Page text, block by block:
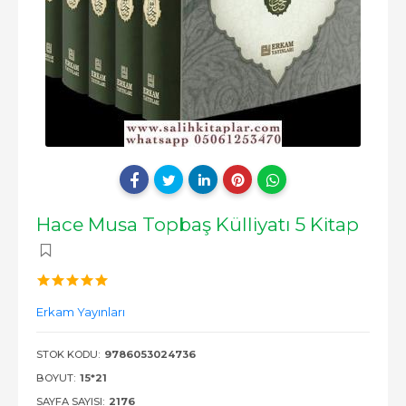
Hace Musa Topbaş Külliyatı 5 Kitap
Erkam Yayınları
STOK KODU: 9786053024736
BOYUT: 15*21
SAYFA SAYISI: 2176